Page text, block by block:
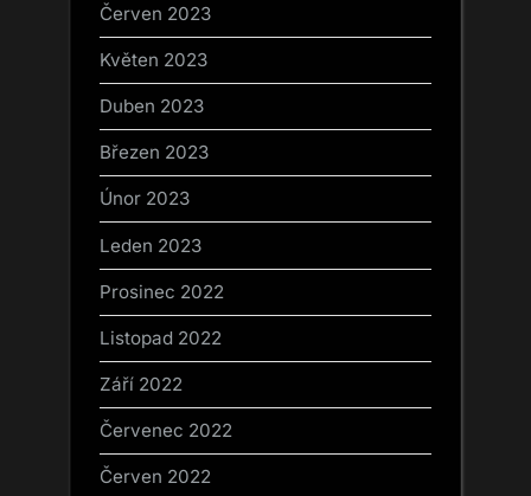
Červen 2023
Květen 2023
Duben 2023
Březen 2023
Únor 2023
Leden 2023
Prosinec 2022
Listopad 2022
Září 2022
Červenec 2022
Červen 2022